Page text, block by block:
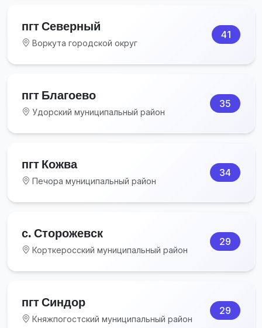
пгт Северный
Воркута городской округ
41
пгт Благоево
Удорский муниципальный район
35
пгт Кожва
Печора муниципальный район
34
с. Сторожевск
Корткеросский муниципальный район
29
пгт Синдор
Княжпогостский муниципальный район
29